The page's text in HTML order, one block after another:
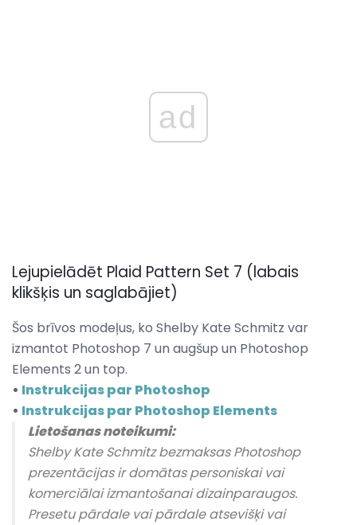
ad
Lejupielādēt Plaid Pattern Set 7 (labais
klikšķis un saglabājiet)
Šos brīvos modeļus, ko Shelby Kate Schmitz var
izmantot Photoshop 7 un augšup un Photoshop
Elements 2 un top.
• Instrukcijas par Photoshop
• Instrukcijas par Photoshop Elements
Lietošanas noteikumi:
Shelby Kate Schmitz bezmaksas Photoshop
prezentācijas ir domātas personiskai vai
komerciālai izmantošanai dizainparaugos.
Presetu pārdale vai pārdale atsevišķi vai